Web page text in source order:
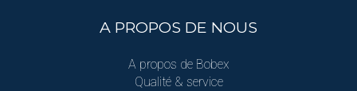
A PROPOS DE NOUS
A propos de Bobex
Qualité & service